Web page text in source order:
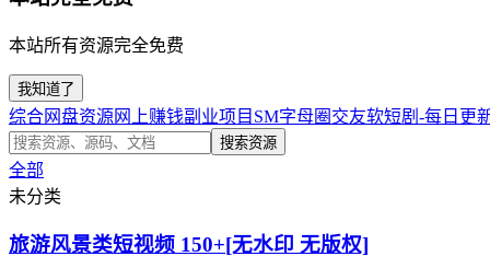
本站所有资源完全免费
我知道了
综合网盘资源 网上赚钱副业项目 SM字母圈交友软短剧-每日更
搜索资源
全部
未分类
旅游风景类短视频 150+[无水印 无版权]